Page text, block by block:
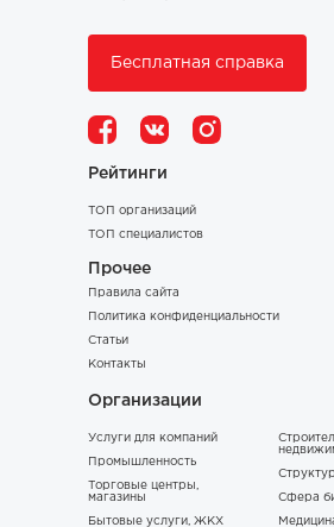
Бесплатная справка
Рейтинги
ТОП организаций
ТОП специалистов
Прочее
Правила сайта
Политика конфиденциальности
Статьи
Контакты
Организации
Услуги для компаний
Промышленность
Торговые центры,
магазины
Бытовые услуги, ЖКХ
Сфера